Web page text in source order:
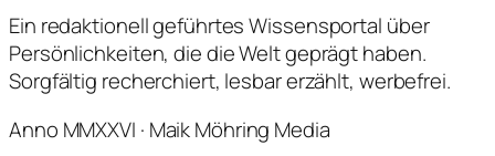
Ein redaktionell geführtes Wissensportal über
Persönlichkeiten, die die Welt geprägt haben.
Sorgfältig recherchiert, lesbar erzählt, werbefrei.
Anno MMXXVI · Maik Möhring Media